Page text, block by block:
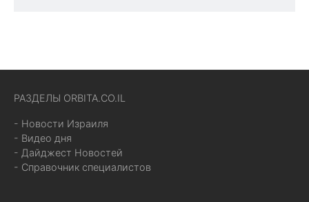
РАЗДЕЛЫ ORBITA.CO.IL
- Новости Израиля
- Видео дня
- Дайджест Новостей
- Справочник специалистов